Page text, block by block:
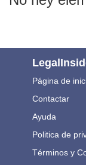
Página de
Contactar
Ayuda
Politica de
Términos y